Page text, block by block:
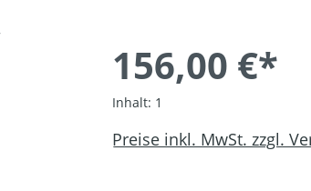
156,00 €*
Inhalt: 1
Preise inkl. MwSt. zzgl.